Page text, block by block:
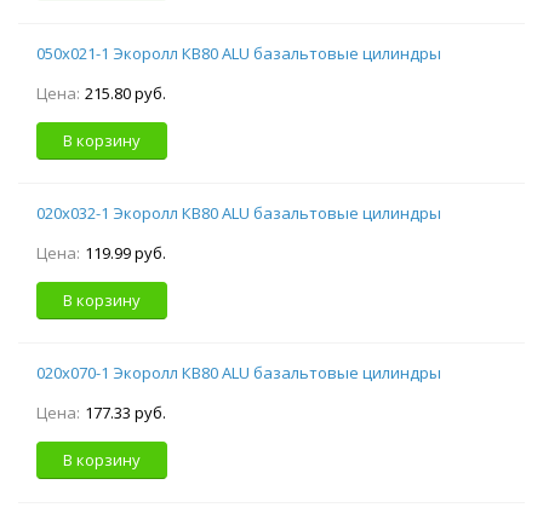
050х021-1 Экоролл КВ80 ALU базальтовые цилиндры
Цена: 215.80 руб.
В корзину
020х032-1 Экоролл КВ80 ALU базальтовые цилиндры
Цена: 119.99 руб.
В корзину
020х070-1 Экоролл КВ80 ALU базальтовые цилиндры
Цена: 177.33 руб.
В корзину